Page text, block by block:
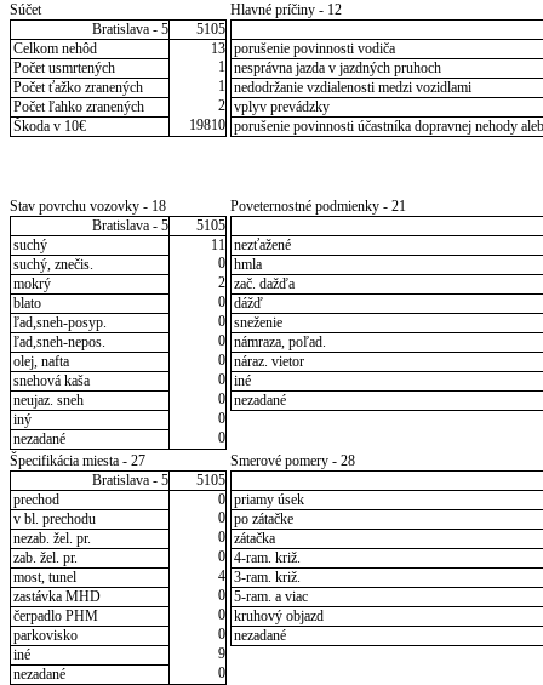
Súčet
Bratislava - 5
5105
Celkom nehôd
13
Počet usmrtených
1
Počet ťažko zranených
1
Počet ľahko zranených
2
Škoda v 10€
19810
Hlavné príčiny - 12
porušenie povinnosti vodiča
nesprávna jazda v jazdných pruhoch
nedodržanie vzdialenosti medzi vozidlami
vplyv prevádzky
porušenie povinnosti účastníka dopravnej nehody
Stav povrchu vozovky - 18
Bratislava - 5
5105
suchý
11
suchý, znečis.
0
mokrý
2
blato
0
ľad,sneh-posyp.
0
ľad,sneh-nepos.
0
olej, nafta
0
snehová kaša
0
neujaz. sneh
0
iný
0
nezadané
0
Poveternostné podmienky - 21
nezťažené
hmla
zač. dažďa
dážď
sneženie
námraza, poľad.
náraz. vietor
iné
nezadané
Špecifikácia miesta - 27
Bratislava - 5
5105
prechod
0
v bl. prechodu
0
nezab. žel. pr.
0
zab. žel. pr.
0
most, tunel
4
zastávka MHD
0
čerpadlo PHM
0
parkovisko
0
iné
9
nezadané
0
Smerové pomery - 28
priamy úsek
po zátačke
zátačka
4-ram. križ.
3-ram. križ.
5-ram. a viac
kruhový objazd
nezadané